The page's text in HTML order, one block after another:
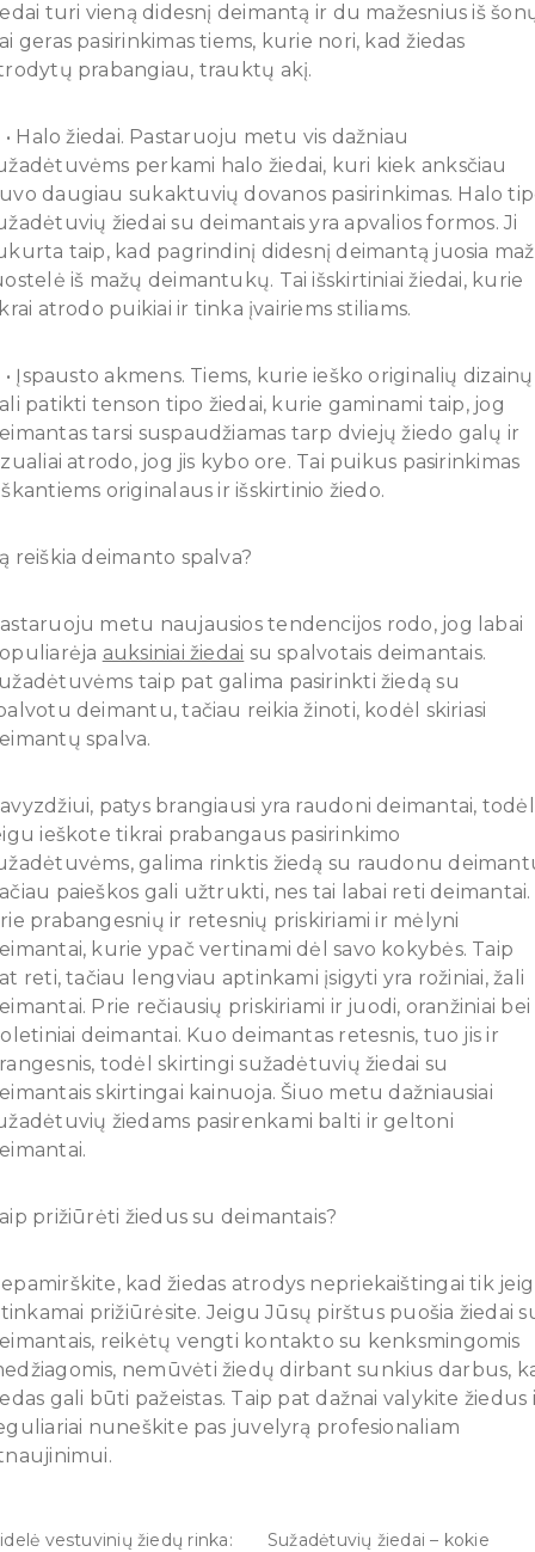
turi vieną didesnį deimantą ir du mažesnius iš
geras pasirinkimas tiems, kurie nori, kad žiedas
prabangiau, trauktų akį.
Halo žiedai. Pastaruoju metu vis dažniau
perkami halo žiedai, kuri kiek anksčiau
daugiau sukaktuvių dovanos pasirinkimas. Halo
žiedai su deimantais yra apvalios formos. Ji
taip, kad pagrindinį didesnį deimantą juosia
iš mažų deimantukų. Tai išskirtiniai žiedai, kurie
atrodo puikiai ir tinka įvairiems stiliams.
Įspausto akmens. Tiems, kurie ieško originalių
patikti tenson tipo žiedai, kurie gaminami taip, jog
tarsi suspaudžiamas tarp dviejų žiedo galų ir
atrodo, jog jis kybo ore. Tai puikus pasirinkimas
originalaus ir išskirtinio žiedo.
reiškia deimanto spalva?
metu naujausios tendencijos rodo, jog labai
auksiniai žiedai su spalvotais deimantais.
taip pat galima pasirinkti žiedą su
deimantu, tačiau reikia žinoti, kodėl skiriasi
spalva.
patys brangiausi yra raudoni deimantai, todėl
ieškote tikrai prabangaus pasirinkimo
galima rinktis žiedą su raudonu
paieškos gali užtrukti, nes tai labai reti deimantai.
prabangesnių ir retesnių priskiriami ir mėlyni
kurie ypač vertinami dėl savo kokybės. Taip
reti, tačiau lengviau aptinkami įsigyti yra rožiniai, žali
Prie rečiausių priskiriami ir juodi, oranžiniai bei
deimantai. Kuo deimantas retesnis, tuo jis ir
todėl skirtingi sužadėtuvių žiedai su
skirtingai kainuoja. Šiuo metu dažniausiai
žiedams pasirenkami balti ir geltoni
prižiūrėti žiedus su deimantais?
kad žiedas atrodys nepriekaištingai tik
prižiūrėsite. Jeigu Jūsų pirštus puošia žiedai
reikėtų vengti kontakto su kenksmingomis
nemūvėti žiedų dirbant sunkius darbus,
gali būti pažeistas. Taip pat dažnai valykite žiedus
nuneškite pas juvelyrą profesionaliam
vestuvinių žiedų rinka: Sužadėtuvių žiedai – kokie